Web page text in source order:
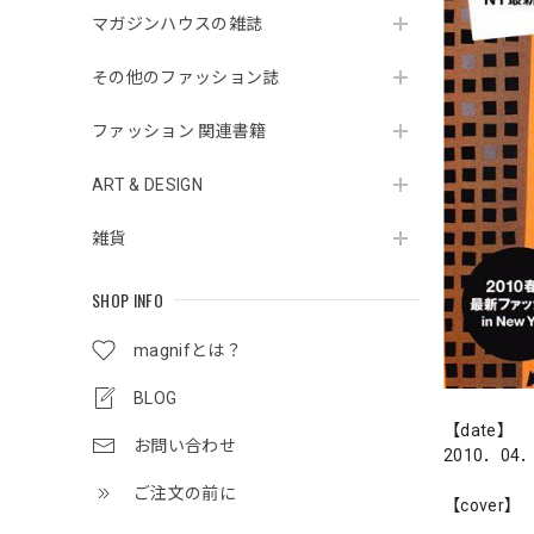
マガジンハウスの雑誌
その他のファッション誌
ファッション 関連書籍
ART & DESIGN
雑貨
SHOP INFO
magnifとは？
BLOG
お問い合わせ
ご注文の前に
【date】
2010．04
【cover】